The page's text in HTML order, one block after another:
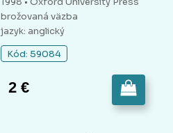
brožovaná väzba
jazyk: anglický
Kód: 59084
2 €